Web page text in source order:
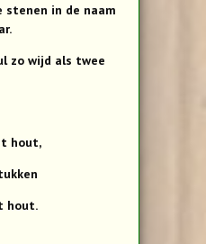
stenen in de naam
zo wijd als twee
hout,
hout.